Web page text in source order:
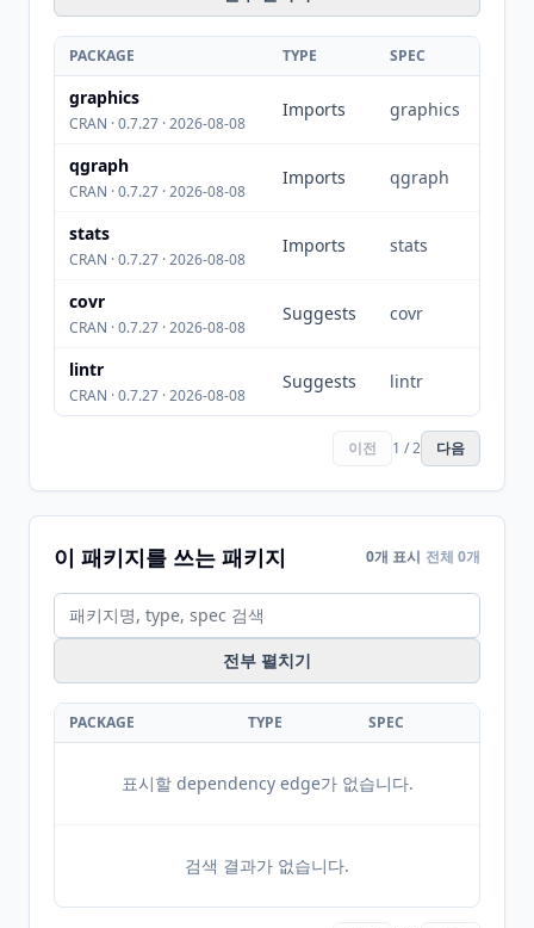
PACKAGE TYPE SPEC
graphics
CRAN · 0.7.27 · 2026-08-08
Imports graphics
qgraph
CRAN · 0.7.27 · 2026-08-08
Imports qgraph
stats
CRAN · 0.7.27 · 2026-08-08
Imports stats
covr
CRAN · 0.7.27 · 2026-08-08
Suggests covr
lintr
CRAN · 0.7.27 · 2026-08-08
Suggests lintr
이전 1 / 2 다음
이 패키지를 쓰는 패키지 0개 표시 전체 0개
전부 펼치기
PACKAGE TYPE SPEC
표시할 dependency edge가 없습니다.
검색 결과가 없습니다.